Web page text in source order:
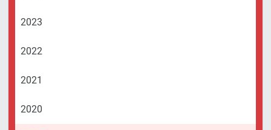
2023
2022
2021
2020